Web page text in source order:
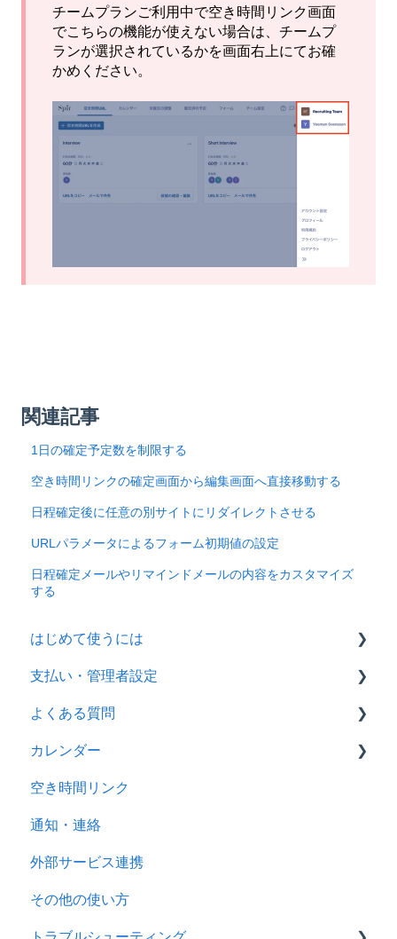
チームプランご利用中で空き時間リンク画面
でこちらの機能が使えない場合は、チームプ
ランが選択されているかを画面右上にてお確
かめください。
関連記事
1日の確定予定数を制限する
空き時間リンクの確定画面から編集画面へ直接移動する
日程確定後に任意の別サイトにリダイレクトさせる
URLパラメータによるフォーム初期値の設定
日程確定メールやリマインドメールの内容をカスタマイズ
する
はじめて使うには
最初の設定
Spirでの調整方法
支払い・管理者設定
設定
支払・決済
よくある質問
カレンダー
空き時間リンク
通知・連携
外部サービス連携
セキュリティ
カレンダー
カレンダーの設定
代理編集
空き時間リンク
通知・連絡
外部サービス連携
その他の使い方